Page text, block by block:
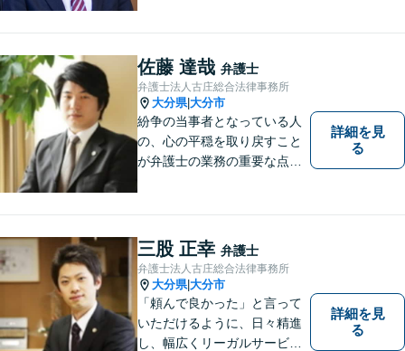
し、今後の方針を決めていき
ます。【大分県に3拠点ある地
域密着型の事務所】【初回相
談無料】
佐藤 達哉 弁護士
弁護士法人古庄総合法律事務所
大分県|大分市
紛争の当事者となっている人
の、心の平穏を取り戻すこと
が弁護士の業務の重要な点と
詳細を見
る
三股 正幸 弁護士
弁護士法人古庄総合法律事務所
大分県|大分市
「頼んで良かった」と言って
いただけるように、日々精進
し、幅広くリーガルサービス
詳細を見
る